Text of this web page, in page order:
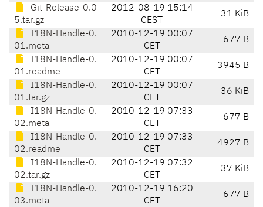
Git-Release-0.0
5.tar.gz
2012-08-19 15:14
CEST
31 KiB
I18N-Handle-0.
01.meta
2010-12-19 00:07
CET
677 B
I18N-Handle-0.
01.readme
2010-12-19 00:07
CET
3945 B
I18N-Handle-0.
01.tar.gz
2010-12-19 00:07
CET
36 KiB
I18N-Handle-0.
02.meta
2010-12-19 07:33
CET
677 B
I18N-Handle-0.
02.readme
2010-12-19 07:33
CET
4927 B
I18N-Handle-0.
02.tar.gz
2010-12-19 07:32
CET
37 KiB
I18N-Handle-0.
03.meta
2010-12-19 16:20
CET
677 B